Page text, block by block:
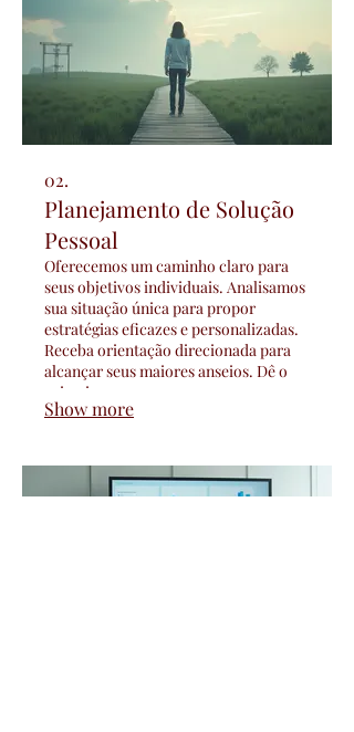
02.
Planejamento de Solução
Pessoal
Oferecemos um caminho claro para
seus objetivos individuais. Analisamos
sua situação única para propor
estratégias eficazes e personalizadas.
Receba orientação direcionada para
alcançar seus maiores anseios. Dê o
primeiro passo rumo ao sucesso com
um plano feito para você.
Show more